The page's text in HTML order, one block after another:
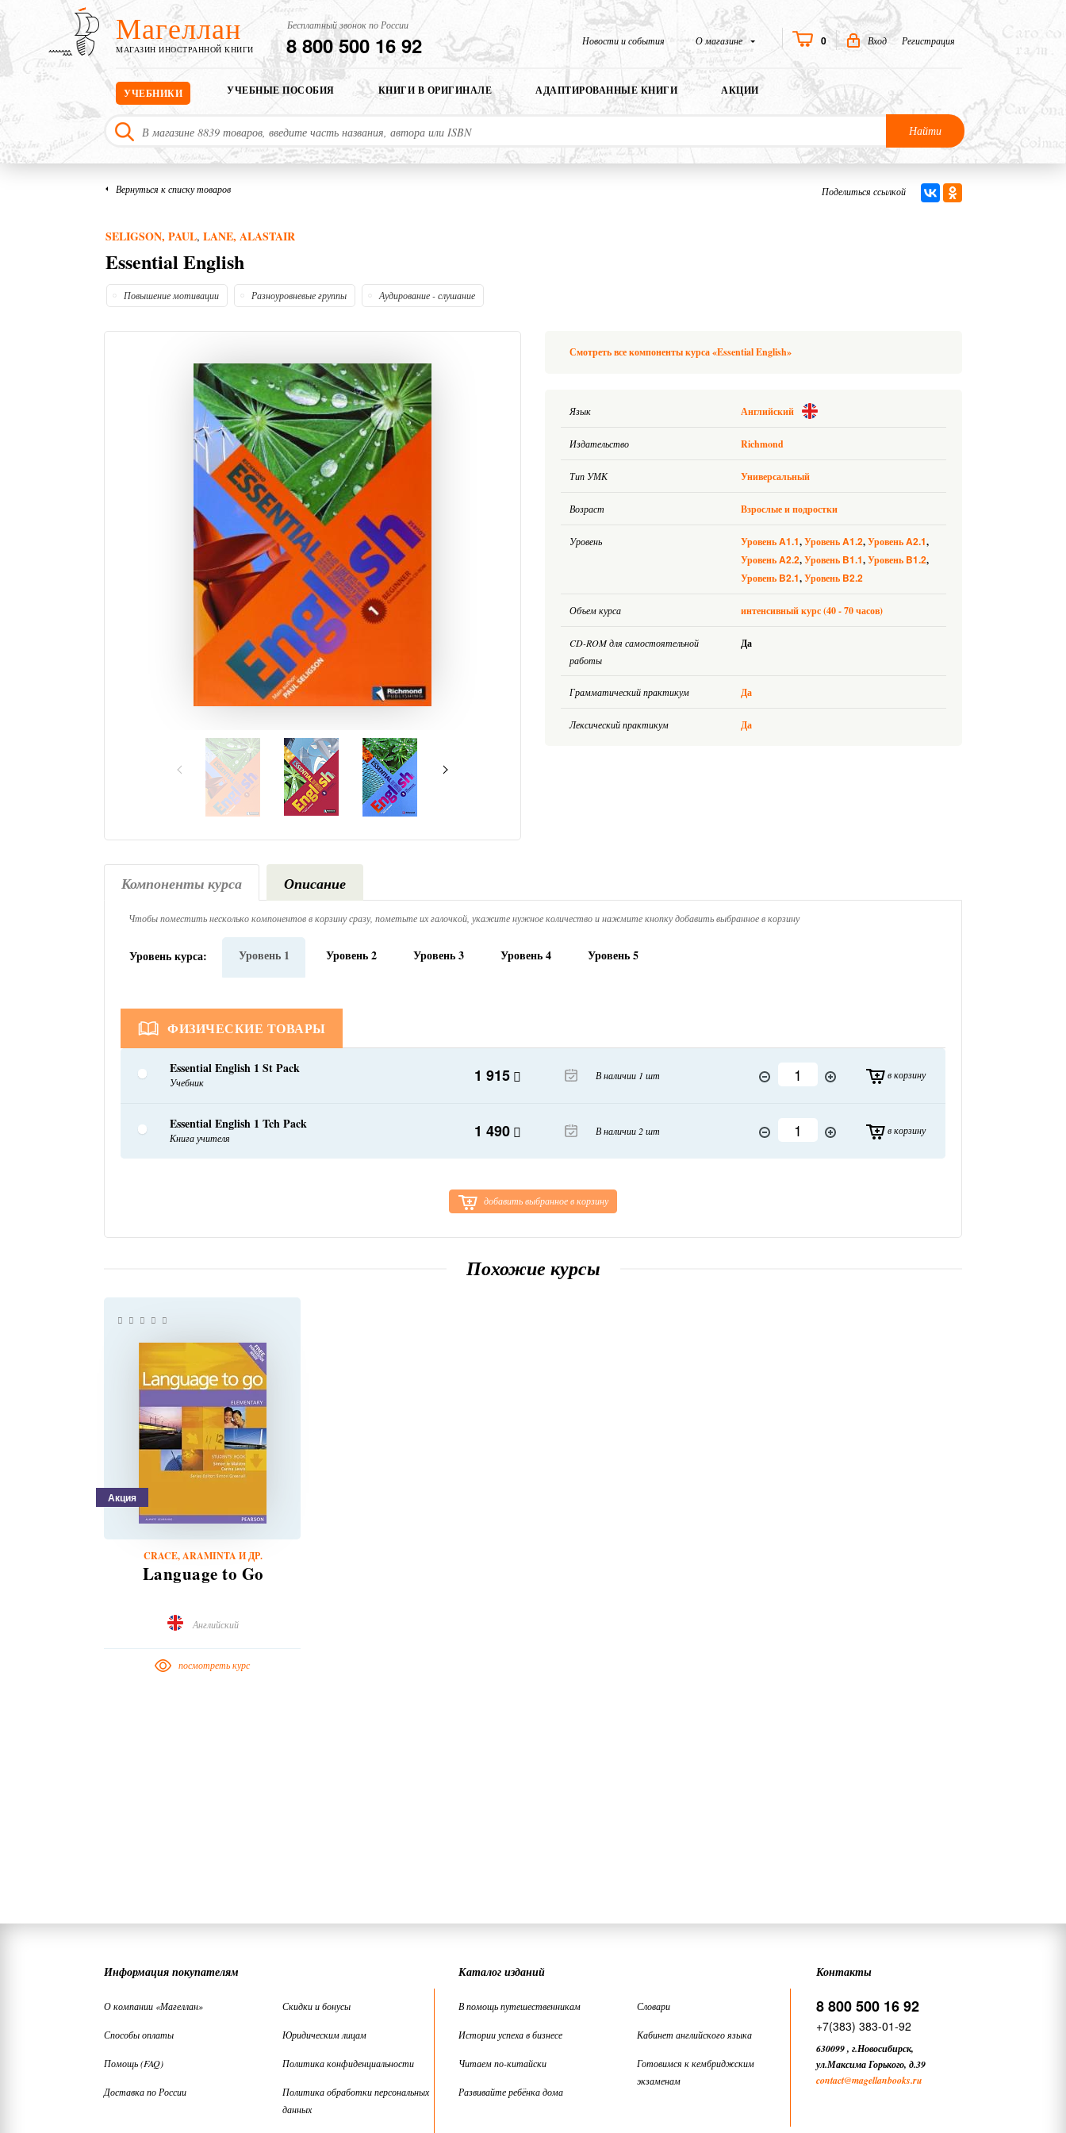
Магеллан
МАГАЗИН ИНОСТРАННОЙ КНИГИ
Бесплатный звонок по России
8 800 500 16 92 Новости и события О магазине 0 Вход Регистрация
УЧЕБНИКИ УЧЕБНЫЕ ПОСОБИЯ КНИГИ В ОРИГИНАЛЕ АДАПТИРОВАННЫЕ КНИГИ АКЦИИ
Найти
Вернуться к списку товаров Поделиться ссылкой
SELIGSON, PAUL, LANE, ALASTAIR
Essential English
Повышение мотивации Разноуровневые группы Аудирование - слушание
Смотреть все компоненты курса «Essential English»
Язык Английский
Издательство Richmond
Тип УМК Универсальный
Возраст Взрослые и подростки
Уровень УровеньA1.1 УровеньA1.2 УровеньA2.1
УровеньA2.2 Уровень B1.1 Уровень B1.2
Уровень B2.1 Уровень B2.2
Объем курса интенсивный курс (40 - 70 часов)
CD-ROM для самостоятельной
работы
Да
Грамматический практикум Да
Лексический практикум Да
Компоненты курса Описание
Чтобы поместить несколько компонентов в корзину сразу, пометьте их галочкой, укажите нужное количество и нажмите кнопку добавить выбранное в корзину
Уровень курса: Уровень 1 Уровень 2 Уровень 3 Уровень 4 Уровень 5
ФИЗИЧЕСКИЕ ТОВАРЫ
Essential English 1 St Pack
Учебник 1 915 В наличии 1 шт в корзину
Essential English 1 Tch Pack
Книга учителя 1 490 В наличии 2 шт в корзину
добавить выбранное в корзину
Похожие курсы
Акция
CRACE, ARAMINTA И ДР.
Language to Go
Английский
посмотреть курс
Информация покупателям
О компании «Магеллан»
Способы оплаты
Помощь (FAQ)
Доставка по России
Скидки и бонусы
Юридическим лицам
Политика конфиденциальности
Политика обработки персональных
данных
Каталог изданий
В помощь путешественникам
Истории успеха в бизнесе
Читаем по-китайски
Развивайте ребёнка дома
Словари
Кабинет английского языка
Готовимся к кембриджским
экзаменам
Контакты
8 800 500 16 92
+7(383) 383-01-92
630099, г.Новосибирск,
ул.Максима Горького, д.39
contact@magellanbooks.ru